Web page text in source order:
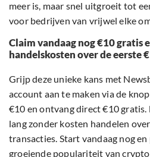
meer is, maar snel uitgroeit tot
voor bedrijven van vrijwel elke
Claim vandaag nog €10 gratis
handelskosten over de eerste
Grijp deze unieke kans met
account aan te maken via de
€10 en ontvang direct €10 gratis.
lang zonder kosten handelen
transacties. Start vandaag nog
groeiende populariteit van